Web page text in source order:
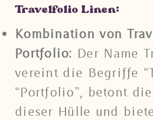
Travelfolio Linen:
Kombination von
Portfolio: Der Name
vereint die Begriffe
“Portfolio”, betont
dieser Hülle und